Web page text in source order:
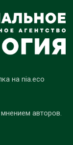
на nia.eco
авторов.